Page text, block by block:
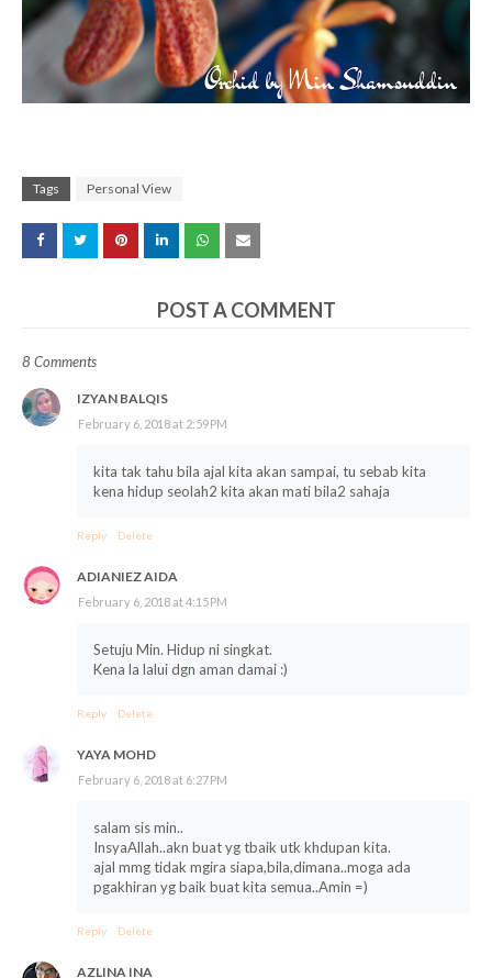
Tags Personal View
POST A COMMENT
8 Comments
IZYAN BALQIS
February 6, 2018 at 2:59 PM
kita tak tahu bila ajal kita akan sampai, tu sebab kita
kena hidup seolah2 kita akan mati bila2 sahaja
Reply Delete
ADIANIEZ AIDA
February 6, 2018 at 4:15 PM
Setuju Min. Hidup ni singkat.
Kena la lalui dgn aman damai :)
Reply Delete
YAYA MOHD
February 6, 2018 at 6:27 PM
salam sis min..
InsyaAllah..akn buat yg tbaik utk khdupan kita.
ajal mmg tidak mgira siapa,bila,dimana..moga ada
pgakhiran yg baik buat kita semua..Amin =)
Reply Delete
AZLINA INA